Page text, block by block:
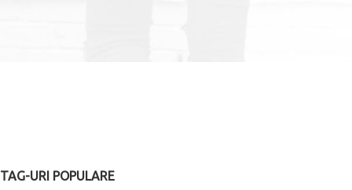
TAG-URI POPULARE